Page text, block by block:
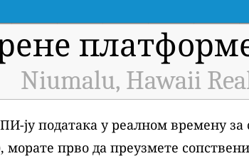
Niumalu, Hawaii
ју података у реалном времену
прво да преузмете